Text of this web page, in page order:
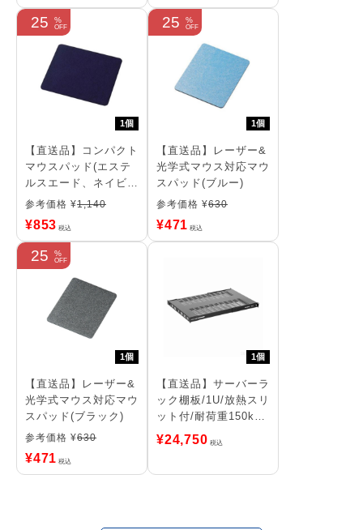
1個
25
【直送品】コンパクト
マウスパッド(エステ
ルスエード、ネイビ
ー)
参考価格 ¥1,140
¥853 税込
1個
25
【直送品】レーザー&
光学式マウス対応マウ
スパッド(ブルー)
参考価格 ¥630
¥471 税込
1個
25
【直送品】レーザー&
光学式マウス対応マウ
スパッド(ブラック)
参考価格 ¥630
¥471 税込
1個
【直送品】サーバーラ
ック棚板/1U/放熱スリ
ット付/耐荷重150kg/
奥行き700mm/取付奥
行き495～974mm/19
¥24,750 税込